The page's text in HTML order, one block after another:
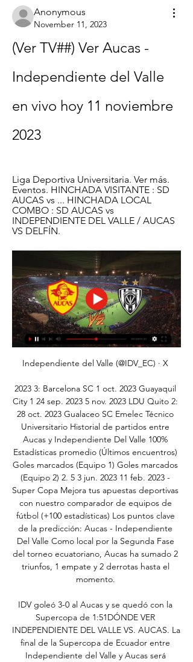
Anonymous
November 11, 2023
(Ver TV##) Ver Aucas -
Independiente del Valle
en vivo hoy 11 noviembre
2023
Liga Deportiva Universitaria. Ver más.
Eventos. HINCHADA VISITANTE : SD
AUCAS vs ... HINCHADA LOCAL
COMBO : SD AUCAS vs
INDEPENDIENTE DEL VALLE / AUCAS
VS DELFÍN.
Independiente del Valle (@IDV_EC) · X
2023 3: Barcelona SC 1 oct. 2023 Guayaquil
City 1 24 sep. 2023 5 nov. 2023 LDU Quito 2:
28 oct. 2023 Gualaceo SC Emelec Técnico
Universitario Historial de partidos entre
Aucas y Independiente Del Valle 100%
Estadísticas promedio (Últimos encuentros)
Goles marcados (Equipo 1) Goles marcados
(Equipo 2) 2. 5 3 jun. 2023 11 feb. 2023 -
Super Copa Mejora tus apuestas deportivas
con nuestro comparador de equipos de
fútbol (+100 estadísticas) Los puntos clave
de la predicción: Aucas - Independiente
Del Valle Como local por la Segunda Fase
del torneo ecuatoriano, Aucas ha sumado 2
triunfos, 1 empate y 2 derrotas hasta el
momento.
IDV goleó 3-0 al Aucas y se quedó con la
Supercopa de 1:51DÓNDE VER
INDEPENDIENTE DEL VALLE VS. AUCAS. La
final de la Supercopa de Ecuador entre
Independiente del Valle y Aucas será